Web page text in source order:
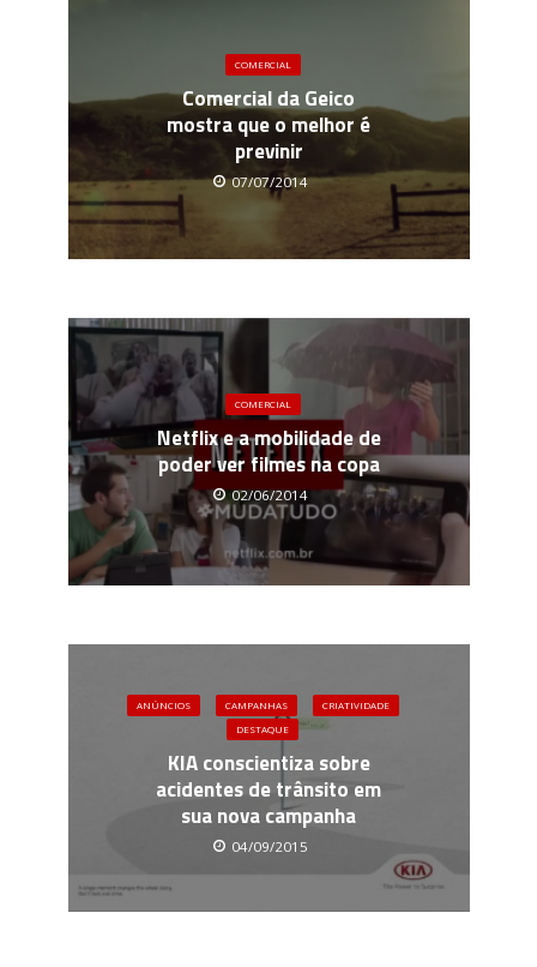
COMERCIAL
Comercial da Geico
mostra que o melhor é
previnir
07/07/2014
COMERCIAL
Netflix e a mobilidade de
poder ver filmes na copa
02/06/2014
ANÚNCIOS CAMPANHAS
CRIATIVIDADE
DESTAQUE
KIA conscientiza sobre
acidentes de trânsito em
sua nova campanha
04/09/2015